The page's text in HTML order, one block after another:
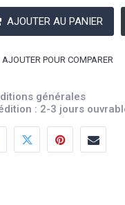
AJOUTER AU PANIER
AJOUTER POUR COMPARER
générales
: 2-3 jours